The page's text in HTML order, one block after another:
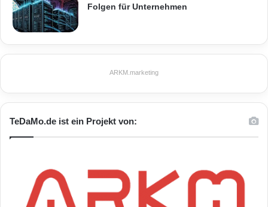
Folgen für Unternehmen
ARKM.marketing
TeDaMo.de ist ein Projekt von: